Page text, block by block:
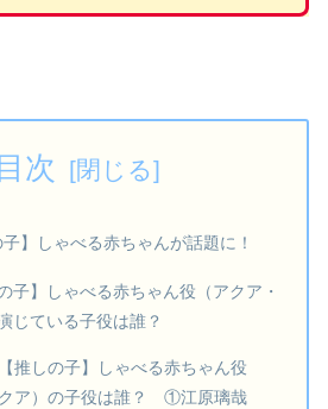
目次
】しゃべる赤ちゃんが話題に！
子】しゃべる赤ちゃん役（アクア・
じている子役は誰？
推しの子】しゃべる赤ちゃん役
クア）の子役は誰？ ①江原璃哉